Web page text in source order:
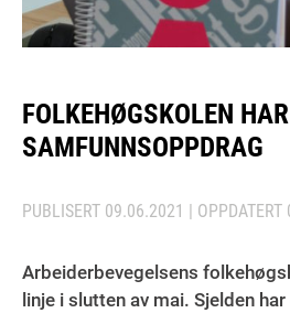
FOLKEHØGSKOLEN
SAMFUNNSOPPDRAG
PUBLISERT 09.06.2021 | OPPDATERT
Arbeiderbevegelsens
linje i slutten av mai. Sjelden